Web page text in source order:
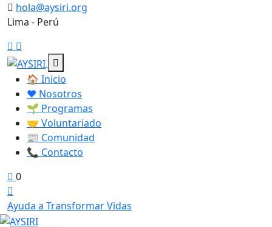
Skip
to
hola@aysiri.org
Lima - Perú
🏠 Inicio
❤️ Nosotros
🌱 Programas
🤝 Voluntariado
📰 Comunidad
📞 Contacto
0
Ayuda a Transformar Vidas